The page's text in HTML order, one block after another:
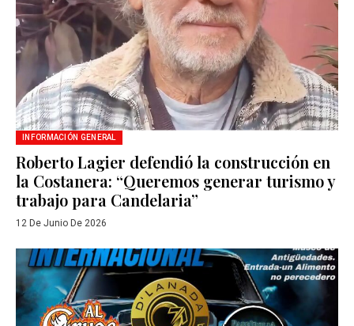
INFORMACIÓN GENERAL
Roberto Lagier defendió la construcción en
la Costanera: “Queremos generar turismo y
trabajo para Candelaria”
12 De Junio De 2026